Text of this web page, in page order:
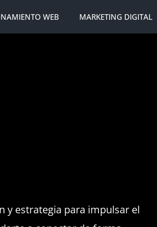
WEB MARKETING DIGITAL
y estrategia para impulsar el